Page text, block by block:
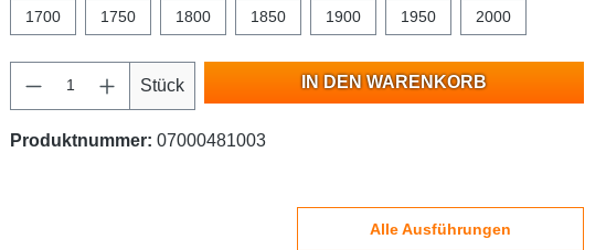
1700 1750 1800 1850 1900 1950 2000
Stück IN DEN WARENKORB
Produktnummer: 07000481003
Alle Ausführungen